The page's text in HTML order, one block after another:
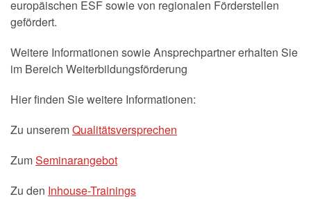
europäischen ESF sowie von regionalen Förderstellen
gefördert.
Weitere Informationen sowie Ansprechpartner erhalten Sie
im Bereich Weiterbildungsförderung
Hier finden Sie weitere Informationen:
Zu unseremQualitätsversprechen
ZumSeminarangebot
Zu den Inhouse-Trainings